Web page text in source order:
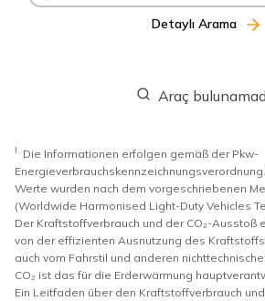
Detaylı Arama
Araç
I. Die Informationen erfolgen gemäß der Pkw-
Werte wurden nach dem vorgeschriebenen
(Worldwide Harmonised Light-Duty Vehicles
Der Kraftstoffverbrauch und der CO₂-Ausstoß
von der effizienten Ausnutzung des
auch vom Fahrstil und anderen
CO₂ ist das für die Erderwärmung
Ein Leitfaden über den Kraftstoffverbrauch